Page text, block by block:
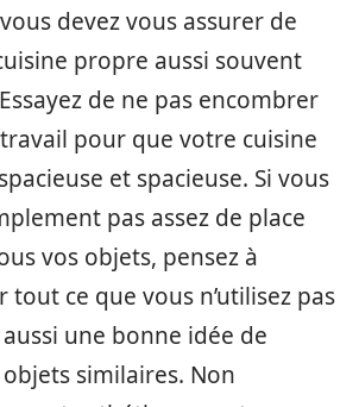
devez vous assurer de
propre aussi souvent
de ne pas encombrer
pour que votre cuisine
et spacieuse. Si vous
pas assez de place
vos objets, pensez à
tout ce que vous n’utilisez pas
aussi une bonne idée de
similaires. Non